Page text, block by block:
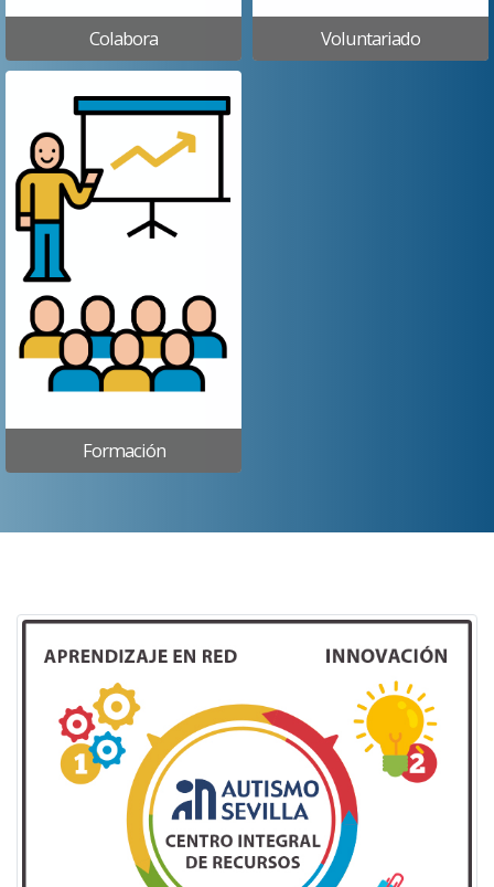
Colabora Voluntariado
Formación